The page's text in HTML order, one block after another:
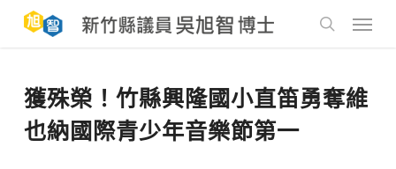
main
Menu
獲殊榮！竹縣興隆國小直笛勇奪維
也納國際青少年音樂節第一